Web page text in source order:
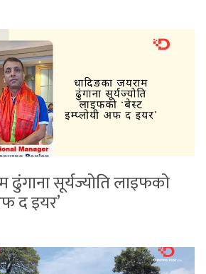
ढुंगाना सूर्यज्योति लाइफको
द इयर’